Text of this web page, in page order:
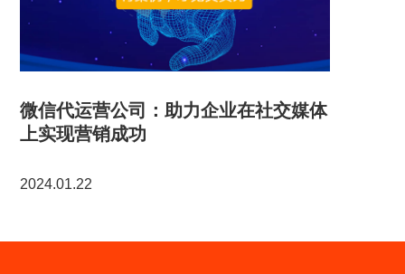
微信代运营公司：助力企业在社交媒体
上实现营销成功
2024.01.22